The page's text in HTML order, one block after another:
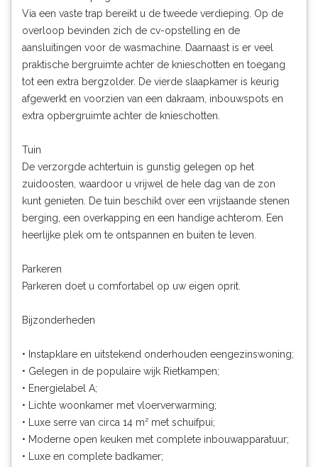
Via een vaste trap bereikt u de tweede verdieping. Op de
overloop bevinden zich de cv-opstelling en de
aansluitingen voor de wasmachine. Daarnaast is er veel
praktische bergruimte achter de knieschotten en toegang
tot een extra bergzolder. De vierde slaapkamer is keurig
afgewerkt en voorzien van een dakraam, inbouwspots en
extra opbergruimte achter de knieschotten.
Tuin
De verzorgde achtertuin is gunstig gelegen op het
zuidoosten, waardoor u vrijwel de hele dag van de zon
kunt genieten. De tuin beschikt over een vrijstaande stenen
berging, een overkapping en een handige achterom. Een
heerlijke plek om te ontspannen en buiten te leven.
Parkeren
Parkeren doet u comfortabel op uw eigen oprit.
Bijzonderheden
• Instapklare en uitstekend onderhouden eengezinswoning;
• Gelegen in de populaire wijk Rietkampen;
• Energielabel A;
• Lichte woonkamer met vloerverwarming;
• Luxe serre van circa 14 m² met schuifpui;
• Moderne open keuken met complete inbouwapparatuur;
• Luxe en complete badkamer;